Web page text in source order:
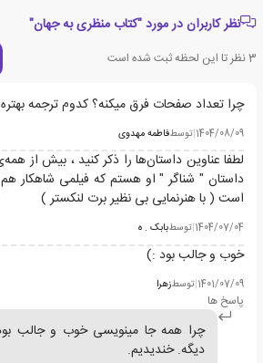
نظر کاربران در مورد "کتاب منظری به جهان"
3نظر تا این لحظه ثبت شده است
چرا تعداد صفحات فرق میکنه؟ کدوم ترجمه
1404/08/09
|توسطفاطمه مهدوی
لطفا عناوین داستان‌ها را ذکر کنید ، بیش از
داستان " شناگر " او هستم که فیلمی شاهکار
است ( با هنرنمایی بی نظیر برت لنکستر )
1404/07/04 توسطبابک . ه
خوب و جالب بود :)
1401/07/09
|توسطزهرا
پاسخ ها
چرا همه جا مینویسی خوب و جالب
دیگه. خندیدیم.